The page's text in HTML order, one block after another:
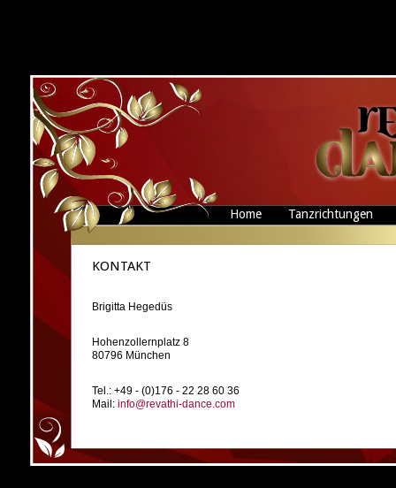
Home Tanzrichtungen
KONTAKT
Brigitta Hegedüs
Hohenzollernplatz 8
80796 München
Tel.: +49 - (0)176 - 22 28 60 36
Mail: info@revathi-dance.com